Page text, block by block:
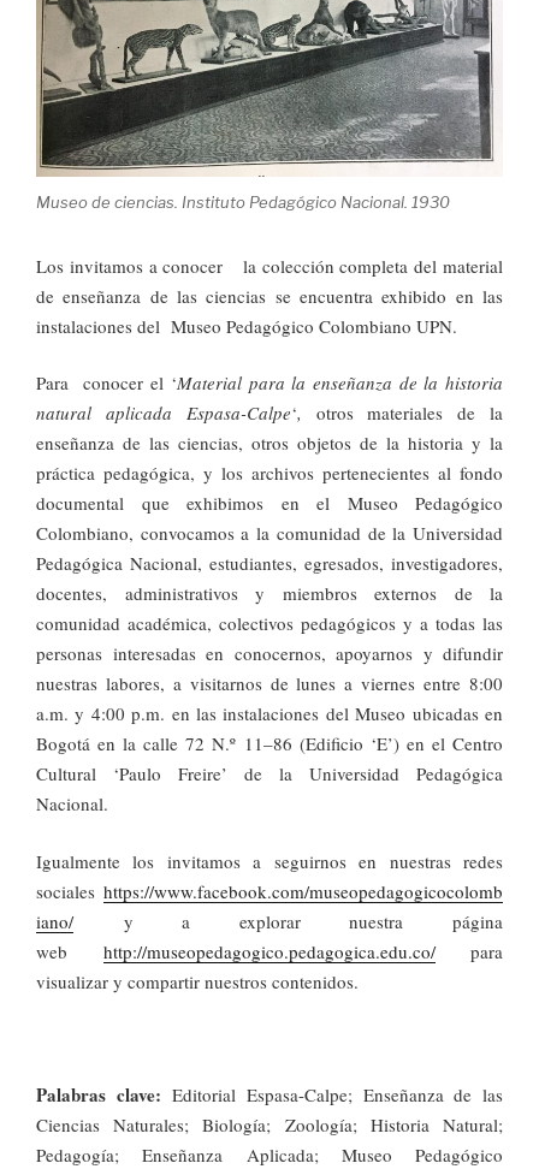
Museo de ciencias. Instituto Pedagógico Nacional. 1930
Los invitamos a conocer la colección completa del material
de enseñanza de las ciencias se encuentra exhibido en las
instalaciones del Museo Pedagógico Colombiano UPN.
Para conocer el ‘Material para la enseñanza de la historia
natural aplicada Espasa-Calpe‘, otros materiales de la
enseñanza de las ciencias, otros objetos de la historia y la
práctica pedagógica, y los archivos pertenecientes al fondo
documental que exhibimos en el Museo Pedagógico
Colombiano, convocamos a la comunidad de la Universidad
Pedagógica Nacional, estudiantes, egresados, investigadores,
docentes, administrativos y miembros externos de la
comunidad académica, colectivos pedagógicos y a todas las
personas interesadas en conocernos, apoyarnos y difundir
nuestras labores, a visitarnos de lunes a viernes entre 8:00
a.m. y 4:00 p.m. en las instalaciones del Museo ubicadas en
Bogotá en la calle 72 N.º 11–86 (Edificio ‘E’) en el Centro
Cultural ‘Paulo Freire’ de la Universidad Pedagógica
Nacional.
Igualmente los invitamos a seguirnos en nuestras redes
sociales https://www.facebook.com/museopedagogicocolomb
iano/y a explorar nuestra página
web http://museopedagogico.pedagogica.edu.co/para
visualizar y compartir nuestros contenidos.
Palabras clave:Editorial Espasa-Calpe; Enseñanza de las
Ciencias Naturales; Biología; Zoología; Historia Natural;
Pedagogía; Enseñanza Aplicada; Museo Pedagógico